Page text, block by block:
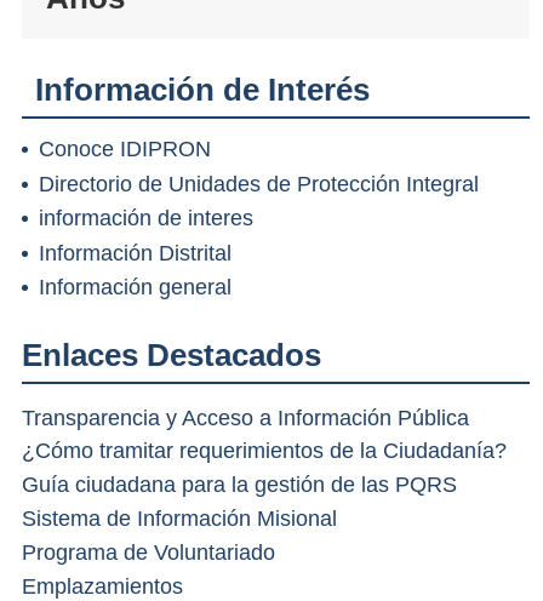
Información de Interés
Conoce IDIPRON
Directorio de Unidades de Protección Integral
información de interes
Información Distrital
Información general
Enlaces Destacados
Transparencia y Acceso a Información Pública
¿Cómo tramitar requerimientos de la Ciudadanía?
Guía ciudadana para la gestión de las PQRS
Sistema de Información Misional
Programa de Voluntariado
Emplazamientos